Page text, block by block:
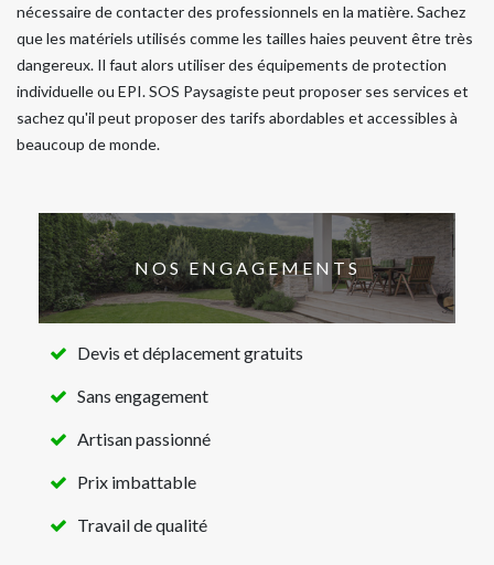
nécessaire de contacter des professionnels en la matière. Sachez
que les matériels utilisés comme les tailles haies peuvent être très
dangereux. Il faut alors utiliser des équipements de protection
individuelle ou EPI. SOS Paysagiste peut proposer ses services et
sachez qu'il peut proposer des tarifs abordables et accessibles à
beaucoup de monde.
NOS ENGAGEMENTS
Devis et déplacement gratuits
Sans engagement
Artisan passionné
Prix imbattable
Travail de qualité